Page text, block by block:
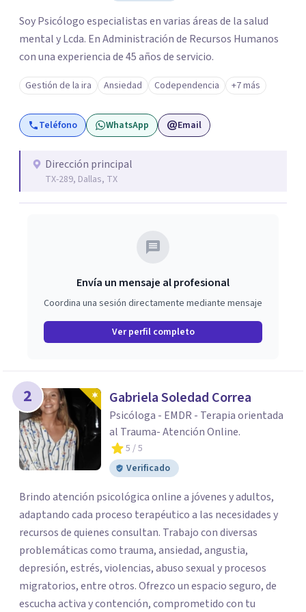
Soy Psicólogo especialistas en varias áreas de la salud
mental y Lcda. En Administración de Recursos Humanos
con una experiencia de 45 años de servicio.
Gestión de la ira Ansiedad Codependencia +7 más
Teléfono WhatsApp Email
Dirección principal
TX-289, Dallas, TX
Envía un mensaje al profesional
Coordina una sesión directamente mediante mensaje
Ver perfil completo
2 Gabriela Soledad Correa
Psicóloga - EMDR - Terapia orientada
al Trauma- Atención Online.
5 / 5
Verificado
Brindo atención psicológica online a jóvenes y adultos,
adaptando cada proceso terapéutico a las necesidades y
recursos de quienes consultan. Trabajo con diversas
problemáticas como trauma, ansiedad, angustia,
depresión, estrés, violencias, abuso sexual y procesos
migratorios, entre otros. Ofrezco un espacio seguro, de
escucha activa y contención, comprometido con tu